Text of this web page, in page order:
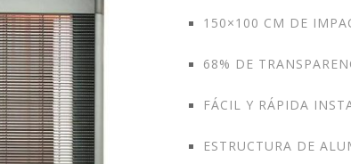
150×100 CM DE
68% DE
FÁCIL Y RÁPIDA
ESTRUCTURA DE